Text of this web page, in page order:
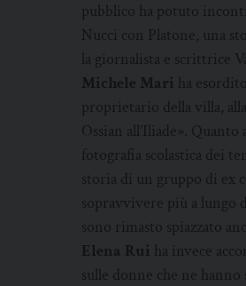
pubblico ha potuto
Nucci con Platone, una
la giornalista e scrittrice
Michele Mari ha
proprietario della villa,
Ossian all’Iliade».
fotografia scolastica dei
storia di un gruppo di ex
sopravvivere più a lungo
sono rimasto spiazzato
Elena Rui ha invece
sulle donne che ne